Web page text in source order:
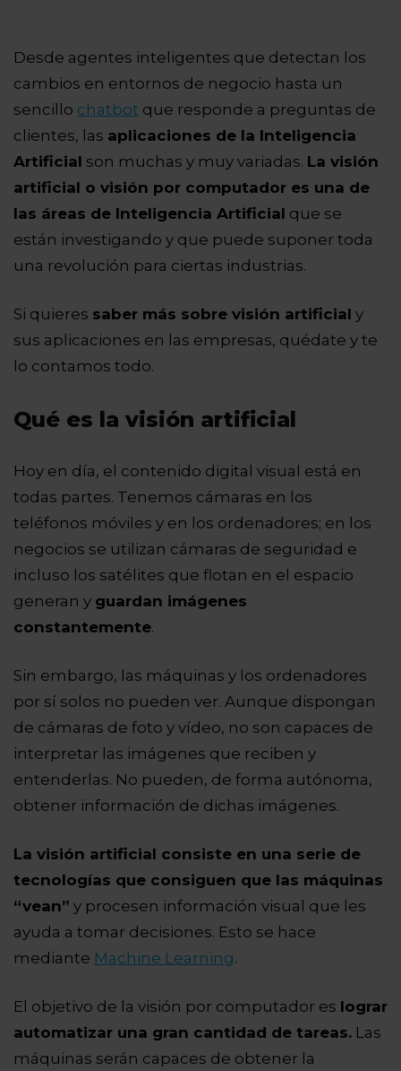
Desde agentes inteligentes que detectan los
cambios en entornos de negocio hasta un
sencillo chatbot que responde a preguntas de
clientes, las aplicaciones de la Inteligencia
Artificial son muchas y muy variadas. La visión
artificial o visión por computador es una de
las áreas de Inteligencia Artificial que se
están investigando y que puede suponer toda
una revolución para ciertas industrias.
Si quieres saber más sobre visión artificial y
sus aplicaciones en las empresas, quédate y te
lo contamos todo.
Qué es la visión artificial
Hoy en día, el contenido digital visual está en
todas partes. Tenemos cámaras en los
teléfonos móviles y en los ordenadores; en los
negocios se utilizan cámaras de seguridad e
incluso los satélites que flotan en el espacio
generan y guardan imágenes
constantemente.
Sin embargo, las máquinas y los ordenadores
por sí solos no pueden ver. Aunque dispongan
de cámaras de foto y vídeo, no son capaces de
interpretar las imágenes que reciben y
entenderlas. No pueden, de forma autónoma,
obtener información de dichas imágenes.
La visión artificial consiste en una serie de
tecnologías que consiguen que las máquinas
“vean” y procesen información visual que les
ayuda a tomar decisiones. Esto se hace
mediante Machine Learning.
El objetivo de la visión por computador es lograr
automatizar una gran cantidad de tareas. Las
máquinas serán capaces de obtener la